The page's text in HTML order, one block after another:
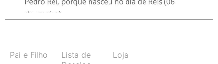
Pai e Filho
Lista de
Loja